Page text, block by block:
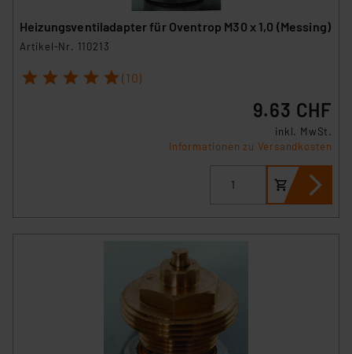
Heizungsventiladapter für Oventrop M30 x 1,0 (Messing)
Artikel-Nr. 110213
1 2 3 4 5 (10)
9.63 CHF
inkl. MwSt.
Informationen zu Versandkosten